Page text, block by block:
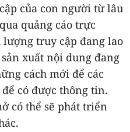
của con người từ lâu
quảng cáo trực
truy cập đang lao
xuất nội dung đang
cách mới để các
có được thông tin.
có thể sẽ phát triển